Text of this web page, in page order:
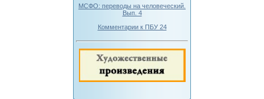
МСФО: переводы на человеческий.
Вып. 4
Комментарии к ПБУ 24